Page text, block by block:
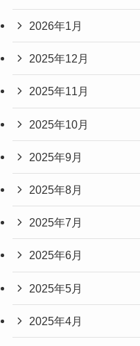
2026年1月
2025年12月
2025年11月
2025年10月
2025年9月
2025年8月
2025年7月
2025年6月
2025年5月
2025年4月